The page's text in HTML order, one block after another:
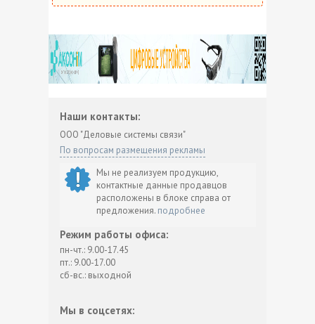
Наши контакты:
ООО "Деловые системы связи"
По вопросам размещения рекламы
Мы не реализуем продукцию,
контактные данные продавцов
расположены в блоке справа от
предложения. подробнее
Режим работы офиса:
пн-чт.: 9.00-17.45
пт.: 9.00-17.00
сб-вс.: выходной
Мы в соцсетях: